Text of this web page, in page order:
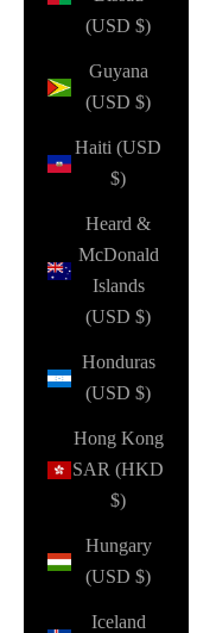
(USD $)
Guyana
(USD $)
Haiti (USD
$)
Heard &
McDonald
Islands
(USD $)
Honduras
(USD $)
Hong Kong
SAR (HKD
$)
Hungary
(USD $)
Iceland